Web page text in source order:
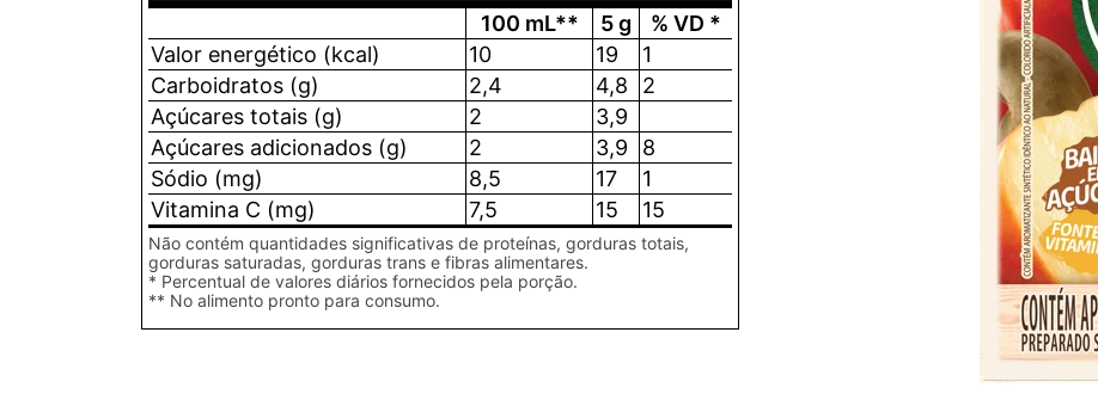
100 mL** 5 g
% VD *
Valor energético (kcal)
10 19
1
Carboidratos (g)
2,4 4,8
2
Açúcares totais (g)
2
3,9
Açúcares adicionados (g)
2 3,9
8
Sódio (mg)
8,5 17
1
Vitamina C (mg)
7,5 15 15
Não contém quantidades significativas de proteínas, gorduras totais,
gorduras saturadas, gorduras trans e fibras alimentares.
* Percentual de valores diários fornecidos pela porção.
** No alimento pronto para consumo.